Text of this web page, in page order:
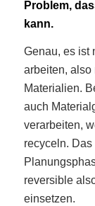
Problem,
kann.
Genau, es ist
arbeiten, also
Materialien.
auch
verarbeiten,
recyceln.
reversible
einsetzen.